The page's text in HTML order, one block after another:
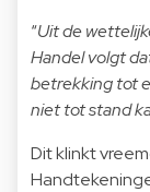
“Uit de
Handel volgt
betrekking tot
niet tot stand
Dit klinkt